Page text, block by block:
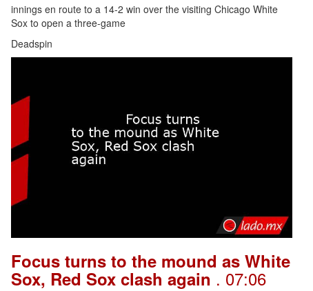
innings en route to a 14-2 win over the visiting Chicago White
Sox to open a three-game
Deadspin
Focus turns to the mound as White
Sox, Red Sox clash again . 07:06